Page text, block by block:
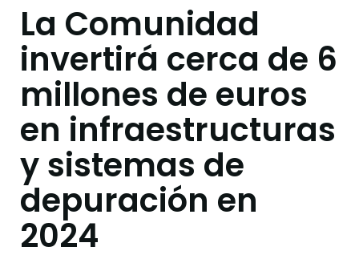
La Comunidad
invertirá cerca de 6
millones de euros
en infraestructuras
y sistemas de
depuración en
2024